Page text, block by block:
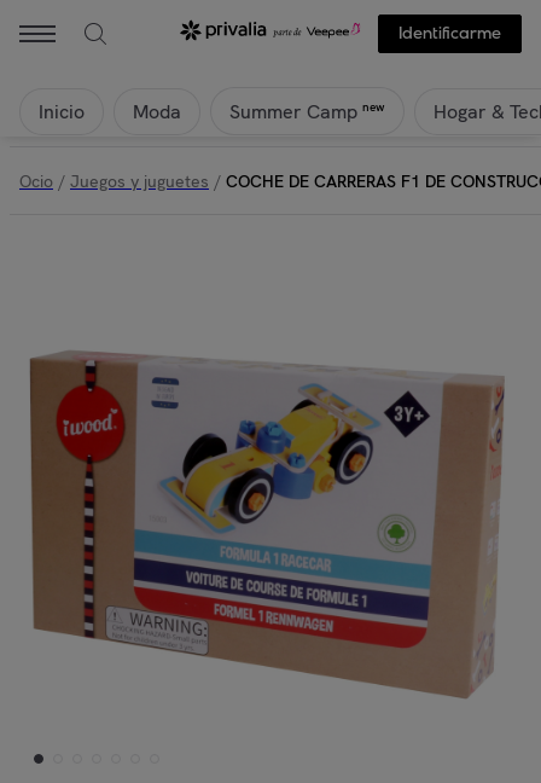
Identificarme
Inicio Moda Summer Camp new Hogar &
Ocio / Juegos y juguetes / COCHE DE CARRERAS F1 DE